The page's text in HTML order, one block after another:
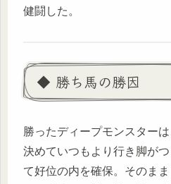
健闘した。
◆ 勝ち馬の勝因
勝ったディープモンスター
決めていつもより行き脚が
て好位の内を確保。そのま